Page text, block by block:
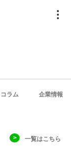
コラム 企業情報
一覧はこちら